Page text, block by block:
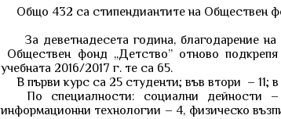
Общо 432 са стипендиантите на Обществен
За деветнадесета година, благодарение на
Обществен фонд „Детство” отново
учебната 2016/2017 г. те са 65.
В първи курс са 25 студенти; във втори – 11;
По специалности: социални дейности
информационни технологии – 4, физическо